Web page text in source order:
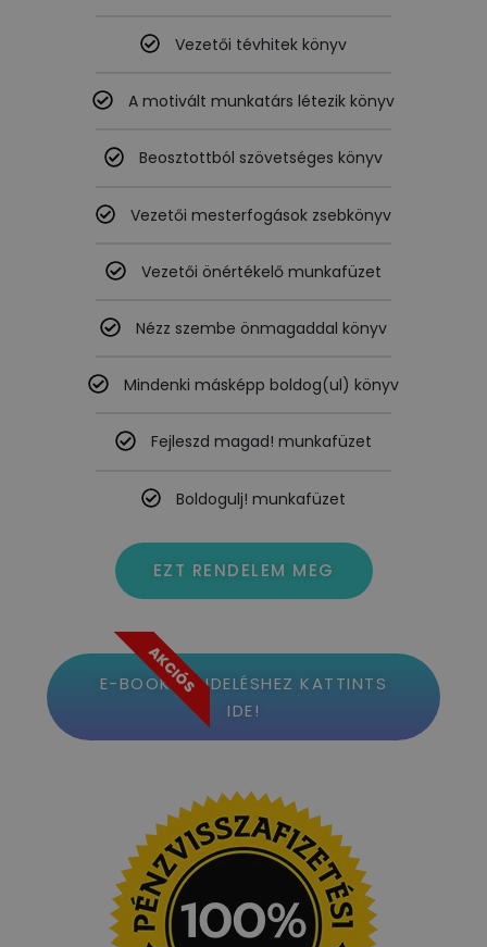
Vezetői tévhitek könyv
A motivált munkatárs létezik könyv
Beosztottból szövetséges könyv
Vezetői mesterfogások zsebkönyv
Vezetői önértékelő munkafüzet
Nézz szembe önmagaddal könyv
Mindenki másképp boldog(ul) könyv
Fejleszd magad! munkafüzet
Boldogulj! munkafüzet
EZT RENDELEM MEG
AKCIÓS
E-BOOK RENDELÉSHEZ KATTINTS
IDE!